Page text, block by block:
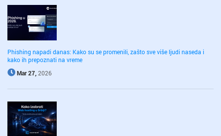
Phishing napadi danas: Kako su se promenili, zašto sve više ljudi naseda i
kako ih prepoznati na vreme
Mar 27, 2026